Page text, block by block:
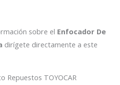
sobre el Enfocador De
dirígete directamente a este
Repuestos TOYOCAR